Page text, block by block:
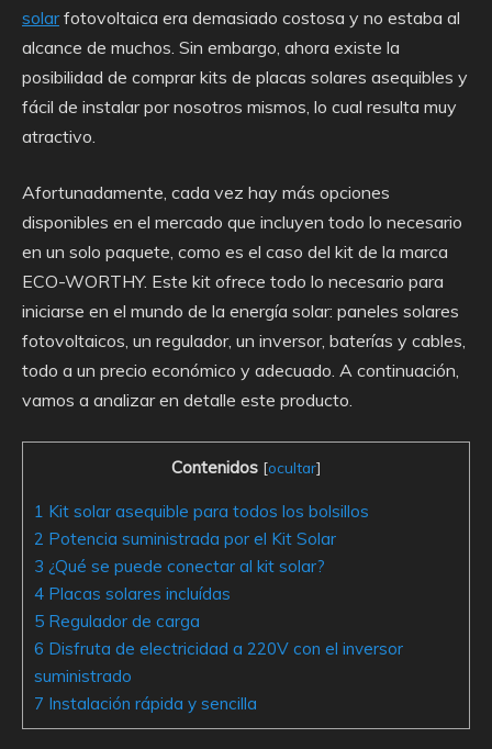
solarfotovoltaica era demasiado costosa y no estaba al
alcance de muchos. Sin embargo, ahora existe la
posibilidad de comprar kits de placas solares asequibles y
fácil de instalar por nosotros mismos, lo cual resulta muy
atractivo.
Afortunadamente, cada vez hay más opciones
disponibles en el mercado que incluyen todo lo necesario
en un solo paquete, como es el caso del kit de la marca
ECO-WORTHY. Este kit ofrece todo lo necesario para
iniciarse en el mundo de la energía solar: paneles solares
fotovoltaicos, un regulador, un inversor, baterías y cables,
todo a un precio económico y adecuado. A continuación,
vamos a analizar en detalle este producto.
Contenidos [ocultar]
1 Kit solar asequible para todos los bolsillos
2 Potencia suministrada por el Kit Solar
3 ¿Qué se puede conectar al kit solar?
4 Placas solares incluídas
5 Regulador de carga
6 Disfruta de electricidad a 220V con el inversor
suministrado
7 Instalación rápida y sencilla